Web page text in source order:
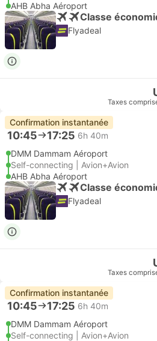
AHB Abha Aéroport
Classe
Flyadeal
Taxes
Confirmation instantanée
10:45 17:25 6h 40m
DMM Dammam Aéroport
Self-connecting | Avion+Avion
AHB Abha Aéroport
Classe
Flyadeal
Taxes
Confirmation instantanée
10:45 17:25 6h 40m
DMM Dammam Aéroport
Self-connecting | Avion+Avion